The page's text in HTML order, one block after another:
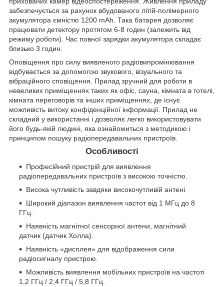
забезпечується за рахунок вбудованого літій-полімерного
акумулятора ємністю 1200 mAh. Така батарея дозволяє
працювати детектору протягом 6-8 годин (залежить від
режиму роботи). Час повної зарядки акумулятора складає
близько 3 годин.
Оповіщення про силу виявленого радіовипромінювання
відбувається за допомогою звукового, візуального та
вібраційного сповіщення. Прилад зручний для роботи в
невеликих приміщеннях таких як офіс, сауна, кімната в готелі,
кімната переговорів та інших приміщеннях, де існує
можливість витоку конфіденційної інформації. Прилад не
складний у використанні і дозволяє легко використовувати
його будь-якій людині, яка ознайомиться з методикою і
принципом пошуку радіопередавальних пристроїв.
Особливості
Професійний пристрій для виявлення
радіопередавальних пристроїв з високою точністю.
Висока чутливість завдяки високочутливій антені.
Широкий діапазон виявлення частот від 1 МГц до 8
ГГц.
Наявність магнітної сенсорної антени, магнітний
датчик (датчик Холла).
Наявність «дисплея» для відображення сили
радіосигналу пристрою.
Можливість виявлення мобільних пристроїв на частоті
1,2 ГГц / 2,4 ГГц / 5,8 ГГц.